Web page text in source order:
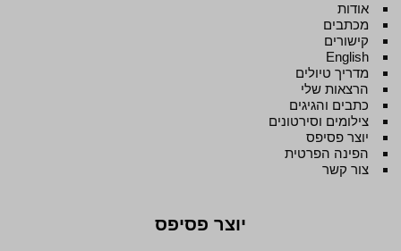
אודות
מכתבים
קישורים
English
מדריך טיולים
הרצאות שלי
כתבים והגיגים
צילומים וסירטונים
יוצר פסיפס
הפינה הפרטית
צור קשר
יוצר פסיפס